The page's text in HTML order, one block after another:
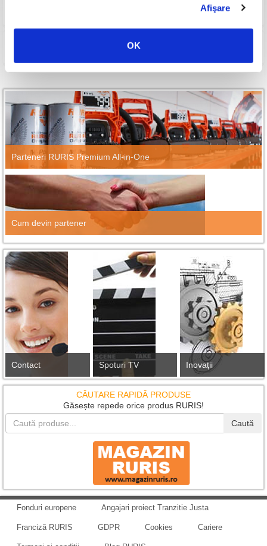
Afişare
OK
Parteneri RURIS Premium All-in-One
Cum devin partener
Contact Spoturi TV Inovații
CĂUTARE RAPIDĂ PRODUSE
Găsește repede orice produs RURIS!
Caută
Fonduri europene Angajari proiect Tranzitie Justa
Franciză RURIS GDPR Cookies Cariere